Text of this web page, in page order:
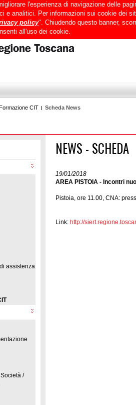
del sito RTRT Intranet
CIT Scheda News
assistenza
/
NEWS - SCHEDA
19/01/2018
AREA PISTOIA - Incontri
Pistoia, ore 11.00, CNA:
Link: http://
l'esperienza di navigazione delle
e analitici. Per informazioni sui cookie dei
policy". Chiudendo questo banner,
all'uso dei cookie.